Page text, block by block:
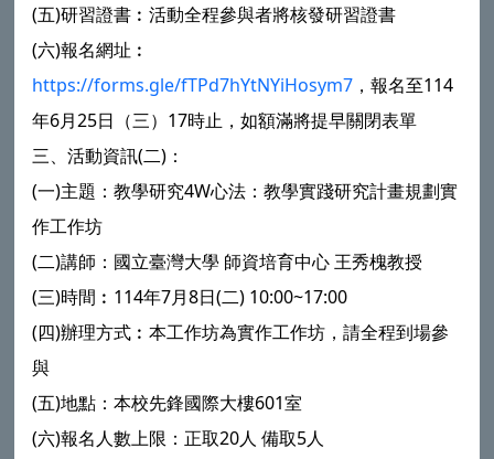
(五)研習證書︰活動全程參與者將核發研習證書
(六)報名網址︰
https://forms.gle/fTPd7hYtNYiHosym7 ，報名至114
年6月25日（三）17時止，如額滿將提早關閉表單
三、活動資訊(二)：
(一)主題：教學研究4W心法：教學實踐研究計畫規劃實
作工作坊
(二)講師：國立臺灣大學 師資培育中心 王秀槐教授
(三)時間︰114年7月8日(二) 10:00~17:00
(四)辦理方式︰本工作坊為實作工作坊，請全程到場參
與
(五)地點：本校先鋒國際大樓601室
(六)報名人數上限：正取20人 備取5人